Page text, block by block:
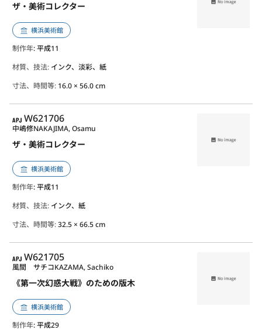
ザ・美術コレクター
横浜美術館
制作年: 平成11
材質、技法: インク、淡彩、紙
寸法、時間等: 16.0 × 56.0 cm
APJ
W621706
ザ・美術コレクター
中嶋修NAKAJIMA, Osamu
横浜美術館
制作年: 平成11
材質、技法: インク、紙
寸法、時間等:32.5 × 66.5 cm
APJ
W621705
《第一次幻惑大戦》のための版木
風間 サチコKAZAMA, Sachiko
横浜美術館
制作年: 平成29